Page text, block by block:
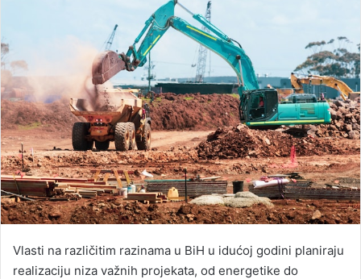
Vlasti na različitim razinama u BiH u idućoj godini planiraju
realizaciju niza važnih projekata, od energetike do